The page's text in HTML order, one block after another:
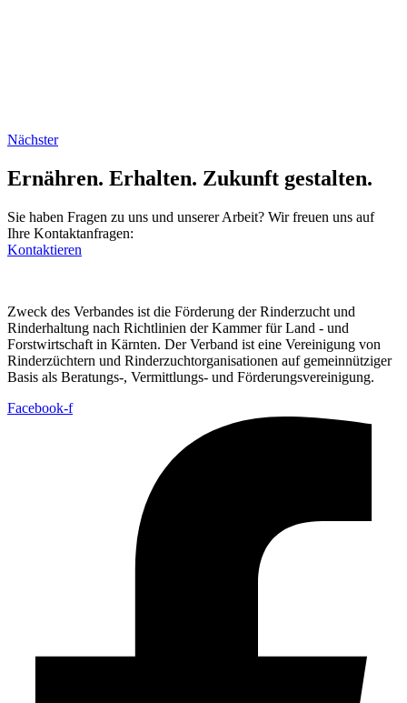
Nächster
Ernähren. Erhalten. Zukunft gestalten.
Sie haben Fragen zu uns und unserer Arbeit? Wir freuen uns auf
Ihre Kontaktanfragen:
Kontaktieren
Zweck des Verbandes ist die Förderung der Rinderzucht und
Rinderhaltung nach Richtlinien der Kammer für Land - und
Forstwirtschaft in Kärnten. Der Verband ist eine Vereinigung von
Rinderzüchtern und Rinderzuchtorganisationen auf gemeinnütziger
Basis als Beratungs-, Vermittlungs- und Förderungsvereinigung.
Facebook-f